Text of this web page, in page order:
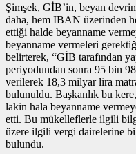
Şimşek, GİB’in, beyan
daha, hem IBAN üzerinden
ettiği halde beyanname
beyanname vermeleri
belirterek, “GİB tarafından
periyodundan sonra 95 bin
verilerek 18,3 milyar lira
bulunuldu. Başkanlık bu
lakin hala beyanname
etti. Bu mükelleflerle ilgili
üzere ilgili vergi dairelerine
bulundu.